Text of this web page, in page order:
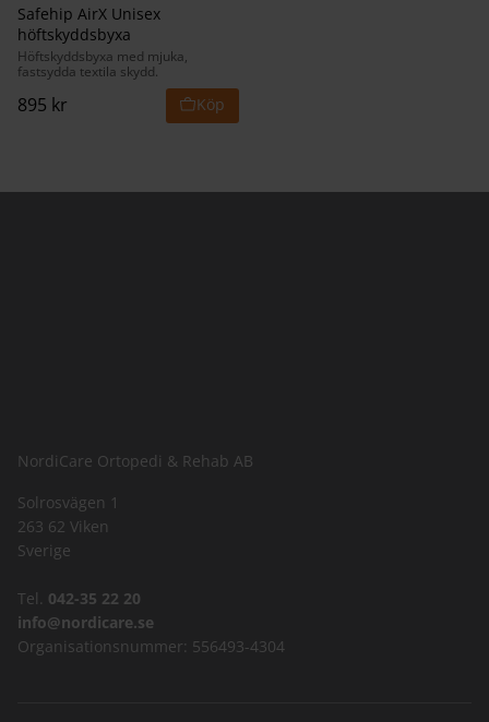
Safehip AirX Unisex
höftskyddsbyxa
Höftskyddsbyxa med mjuka,
fastsydda textila skydd.
895 kr
NordiCare Ortopedi & Rehab AB
Solrosvägen 1
263 62 Viken
Sverige
Tel. 042-35 22 20
info@nordicare.se
Organisationsnummer: 556493-4304